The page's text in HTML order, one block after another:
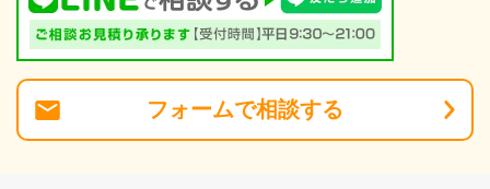
フォームで相談する